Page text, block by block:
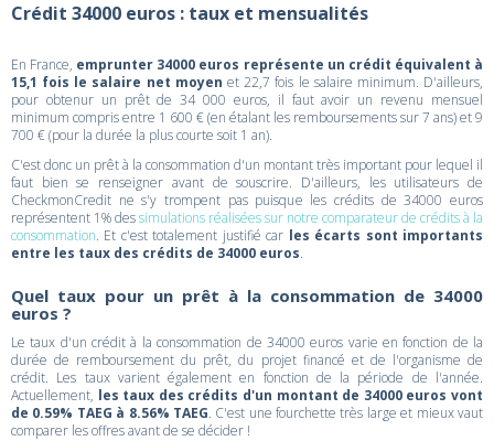
Crédit 34000 euros : taux et mensualités
En France, emprunter 34000 euros représente un crédit équivalent à
15,1 fois le salaire net moyen et 22,7 fois le salaire minimum. D'ailleurs,
pour obtenur un prêt de 34 000 euros, il faut avoir un revenu mensuel
minimum compris entre 1 600 € (en étalant les remboursements sur 7 ans) et 9
700 € (pour la durée la plus courte soit 1 an).
C'est donc un prêt à la consommation d'un montant très important pour lequel il
faut bien se renseigner avant de souscrire. D'ailleurs, les utilisateurs de
CheckmonCredit ne s'y trompent pas puisque les crédits de 34000 euros
représentent 1% dessimulations réalisées sur notre comparateur de crédits à la
consommation. Et c'est totalement justifié car les écarts sont importants
entre les taux des crédits de 34000 euros.
Quel taux pour un prêt à la consommation de 34000
euros ?
Le taux d'un crédit à la consommation de 34000 euros varie en fonction de la
durée de remboursement du prêt, du projet financé et de l'organisme de
crédit. Les taux varient également en fonction de la période de l'année.
Actuellement, les taux des crédits d'un montant de 34000 euros vont
de 0.59% TAEG à 8.56% TAEG. C'est une fourchette très large et mieux vaut
comparer les offres avant de se décider !